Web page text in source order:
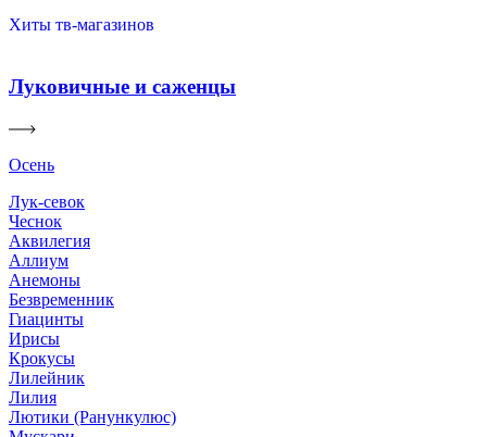
Хиты тв-магазинов
Луковичные и саженцы
Осень
Лук-севок
Чеснок
Аквилегия
Аллиум
Анемоны
Безвременник
Гиацинты
Ирисы
Крокусы
Лилейник
Лилия
Лютики (Ранункулюс)